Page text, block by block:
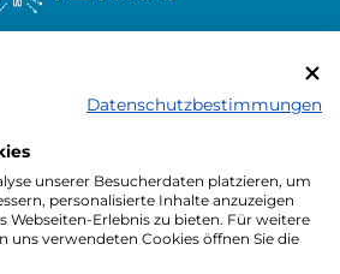
HANDBUCH FAQ
MOBILE APP LADEN
Datenschutzbestimmungen
unserer Besucherdaten platzieren, um
personalisierte Inhalte anzuzeigen
Webseiten-Erlebnis zu bieten. Für weitere
uns verwendeten Cookies öffnen Sie die